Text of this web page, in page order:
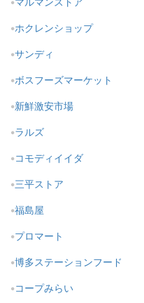
ホクレンショップ
サンディ
ボスフーズマーケット
新鮮激安市場
ラルズ
コモディイイダ
三平ストア
福島屋
プロマート
博多ステーションフード
コープみらい